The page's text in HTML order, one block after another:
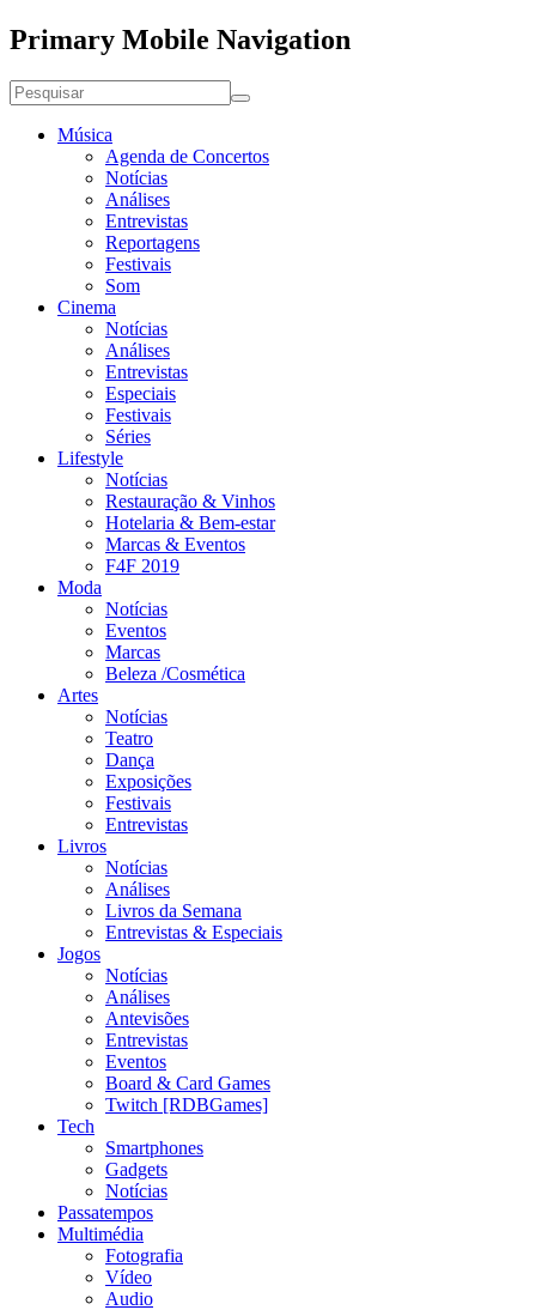
Primary Mobile Navigation
Música
Agenda de Concertos
Notícias
Análises
Entrevistas
Reportagens
Festivais
Som
Cinema
Notícias
Análises
Entrevistas
Especiais
Festivais
Séries
Lifestyle
Notícias
Restauração & Vinhos
Hotelaria & Bem-estar
Marcas & Eventos
F4F 2019
Moda
Notícias
Eventos
Marcas
Beleza /Cosmética
Artes
Notícias
Teatro
Dança
Exposições
Festivais
Entrevistas
Livros
Notícias
Análises
Livros da Semana
Entrevistas & Especiais
Jogos
Notícias
Análises
Antevisões
Entrevistas
Eventos
Board & Card Games
Twitch [RDBGames]
Tech
Smartphones
Gadgets
Notícias
Passatempos
Multimédia
Fotografia
Vídeo
Audio